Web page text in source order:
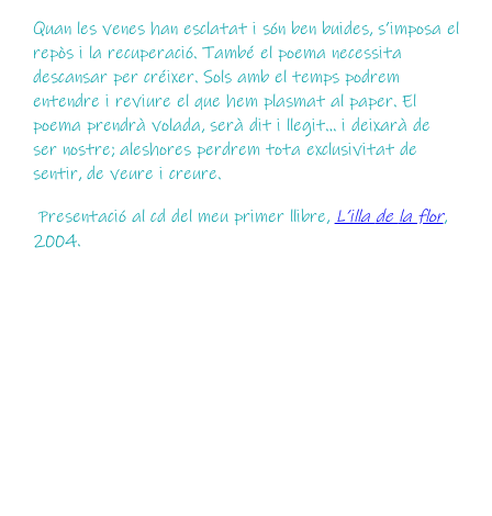
Quan les venes han esclatat i són ben buides, s’imposa el
repòs i la recuperació. També el poema necessita
descansar per créixer. Sols amb el temps podrem
entendre i reviure el que hem plasmat al paper. El
poema prendrà volada, serà dit i llegit… i deixarà de
ser nostre; aleshores perdrem tota exclusivitat de
sentir, de veure i creure.
Presentació al cd del meu primer llibre, L’illa de la flor,
2004.